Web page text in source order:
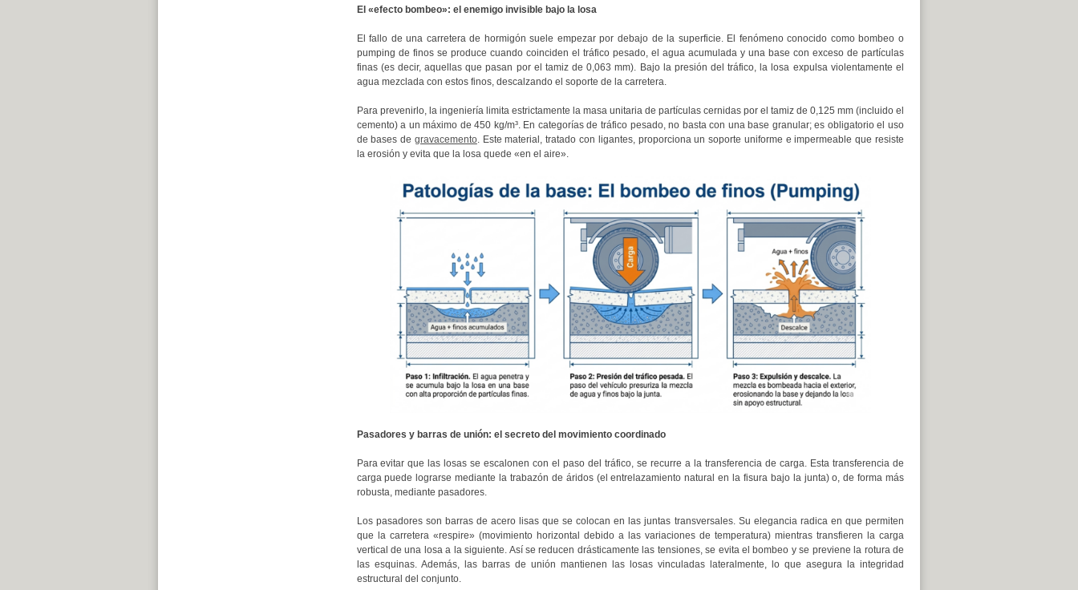
El «efecto bombeo»: el enemigo invisible bajo la losa
El fallo de una carretera de hormigón suele empezar por debajo de la superficie. El fenómeno conocido como bombeo o
pumping de finos se produce cuando coinciden el tráfico pesado, el agua acumulada y una base con exceso de partículas
finas (es decir, aquellas que pasan por el tamiz de 0,063 mm). Bajo la presión del tráfico, la losa expulsa violentamente el
agua mezclada con estos finos, descalzando el soporte de la carretera.
Para prevenirlo, la ingeniería limita estrictamente la masa unitaria de partículas cernidas por el tamiz de 0,125 mm (incluido el
cemento) a un máximo de 450 kg/m³. En categorías de tráfico pesado, no basta con una base granular; es obligatorio el uso
de bases de gravacemento. Este material, tratado con ligantes, proporciona un soporte uniforme e impermeable que resiste
la erosión y evita que la losa quede «en el aire».
Pasadores y barras de unión: el secreto del movimiento coordinado
Para evitar que las losas se escalonen con el paso del tráfico, se recurre a la transferencia de carga. Esta transferencia de
carga puede lograrse mediante la trabazón de áridos (el entrelazamiento natural en la fisura bajo la junta) o, de forma más
robusta, mediante pasadores.
Los pasadores son barras de acero lisas que se colocan en las juntas transversales. Su elegancia radica en que permiten
que la carretera «respire» (movimiento horizontal debido a las variaciones de temperatura) mientras transfieren la carga
vertical de una losa a la siguiente. Así se reducen drásticamente las tensiones, se evita el bombeo y se previene la rotura de
las esquinas. Además, las barras de unión mantienen las losas vinculadas lateralmente, lo que asegura la integridad
estructural del conjunto.